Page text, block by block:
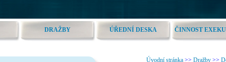
DRAŽBY ÚŘEDNÍ DESKA ČINNOST
Úvodní stránka >> Dražby >>